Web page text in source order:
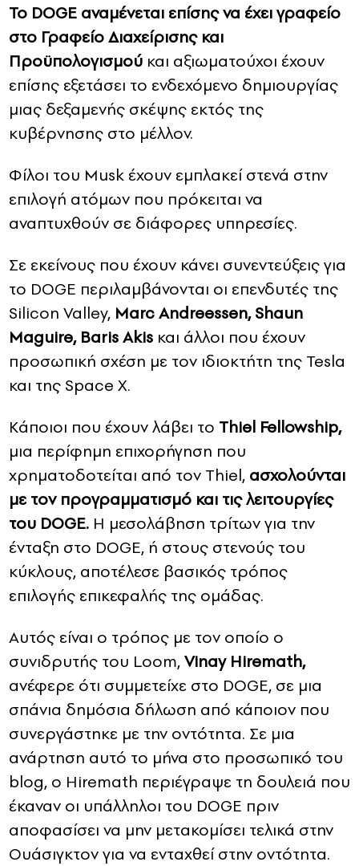
Το DOGE αναμένεται επίσης να έχει γραφείο
στο Γραφείο Διαχείρισης και
Προϋπολογισμού και αξιωματούχοι έχουν
επίσης εξετάσει το ενδεχόμενο δημιουργίας
μιας δεξαμενής σκέψης εκτός της
κυβέρνησης στο μέλλον.
Φίλοι του Musk έχουν εμπλακεί στενά στην
επιλογή ατόμων που πρόκειται να
αναπτυχθούν σε διάφορες υπηρεσίες.
Σε εκείνους που έχουν κάνει συνεντεύξεις για
το DOGE περιλαμβάνονται οι επενδυτές της
Silicon Valley, Marc Andreessen, Shaun
Maguire, Baris Akis και άλλοι που έχουν
προσωπική σχέση με τον ιδιοκτήτη της Tesla
και της Space X.
Κάποιοι που έχουν λάβει το Thiel Fellowship,
μια περίφημη επιχορήγηση που
χρηματοδοτείται από τον Thiel, ασχολούνται
με τον προγραμματισμό και τις λειτουργίες
του DOGE. Η μεσολάβηση τρίτων για την
ένταξη στο DOGE, ή στους στενούς του
κύκλους, αποτέλεσε βασικός τρόπος
επιλογής επικεφαλής της ομάδας.
Αυτός είναι ο τρόπος με τον οποίο ο
συνιδρυτής του Loom,Vinay Hiremath,
ανέφερε ότι συμμετείχε στο DOGE, σε μια
σπάνια δημόσια δήλωση από κάποιον που
συνεργάστηκε με την οντότητα. Σε μια
ανάρτηση αυτό το μήνα στο προσωπικό του
blog, ο Hiremath περιέγραψε τη δουλειά που
έκαναν οι υπάλληλοι του DOGE πριν
αποφασίσει να μην μετακομίσει τελικά στην
Ουάσιγκτον για να ενταχθεί στην οντότητα.